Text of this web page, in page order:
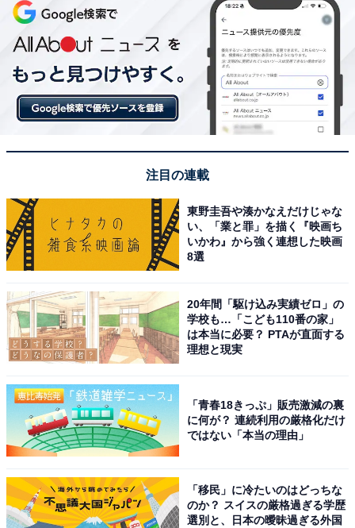
注目の連載
東野圭吾や湊かなえだけじゃな
い、「業と罪」を描く『映画ち
いかわ』から強く連想した映画
8選
20年間「駆け込み実績ゼロ」の
学校も…「こども110番の家」
は本当に必要？ PTAが直面する
理想と現実
「青春18きっぷ」販売激減の裏
に何が？ 連続利用の厳格化だけ
ではない「本当の理由」
「移民」に冷たいのはどっちな
のか？ スイスの厳格過ぎる学歴
選別と、日本の曖昧過ぎる外国